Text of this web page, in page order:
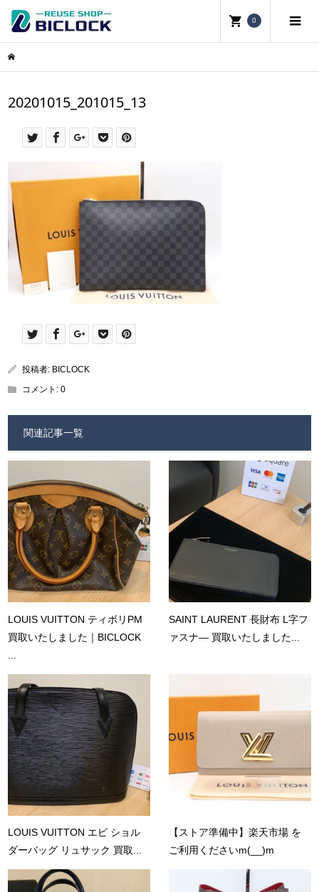
0
20201015_201015_13
投稿者: BICLOCK
コメント:0
関連記事一覧
LOUIS VUITTON ティボリPM
買取いたしました｜BICLOCK
SAINT LAURENT 長財布 L字フ
ァスナ― 買取いたしました...
LOUIS VUITTON エピ ショル
ダーバッグ リュサック 買取...
【ストア準備中】楽天市場 を
ご利用くださいm(__)m